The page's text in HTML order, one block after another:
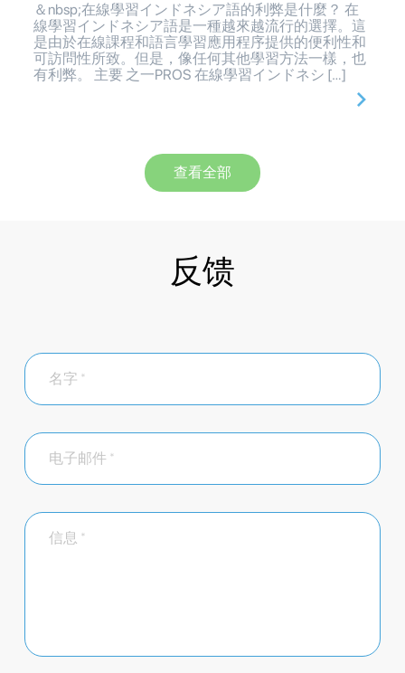
＆nbsp;在線學習インドネシア語的利弊是什麼？ 在
線學習インドネシア語是一種越來越流行的選擇。這
是由於在線課程和語言學習應用程序提供的便利性和
可訪問性所致。但是，像任何其他學習方法一樣，也
有利弊。 主要 之一PROS 在線學習インドネシ […]
查看全部
反馈